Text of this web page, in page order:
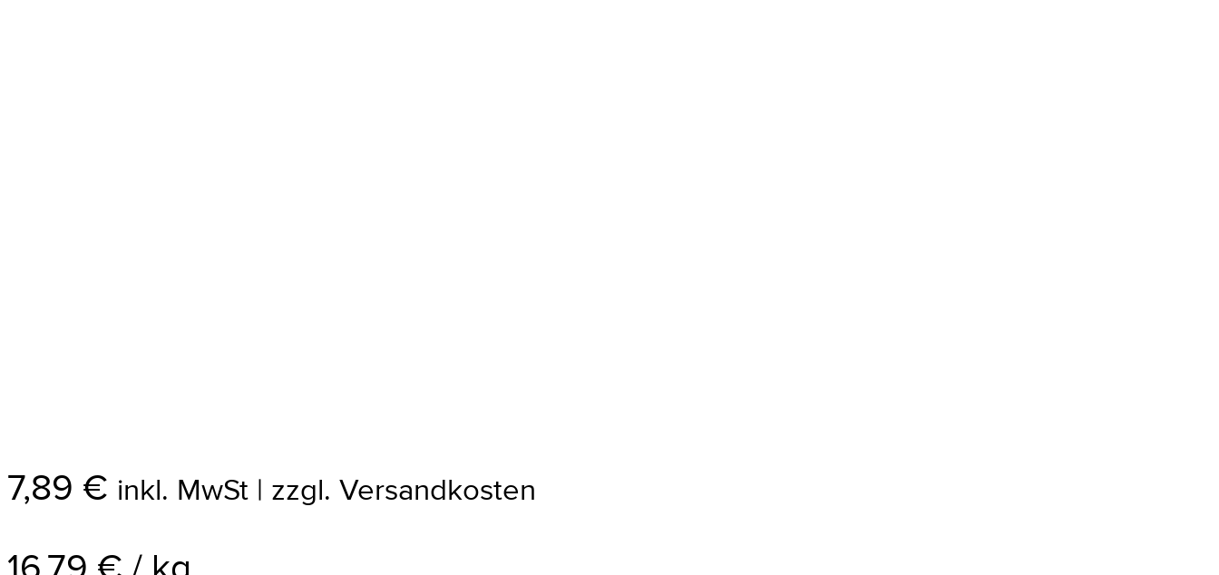
7,89 € inkl. MwSt | zzgl. Versandkosten